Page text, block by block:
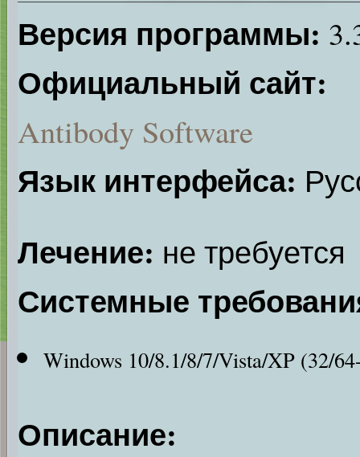
Версия программы:
Официальный сайт:
Antibody Software
Язык интерфейса:
Лечение: не требуется
Системные
Windows 10/8.1/8/7/Vista/XP (32/
Описание: